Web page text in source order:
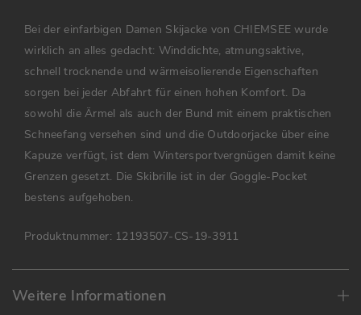
Bei der einfarbigen Damen Skijacke von CHIEMSEE wurde
wirklich an alles gedacht: Winddichte, atmungsaktive,
schnell trocknende und wärmeisolierende Eigenschaften
sorgen bei jeder Abfahrt für einen hohen Komfort. Da
sowohl die Ärmel als auch der Bund mit einem praktischen
Schneefang versehen sind und die Outdoorjacke über eine
Kapuze verfügt, ist dem Wintersportvergnügen damit keine
Grenzen gesetzt. Die Skibrille ist in der Goggle-Pocket
bestens aufgehoben.
Produktnummer: 12193507-CS-19-3911
Weitere Informationen